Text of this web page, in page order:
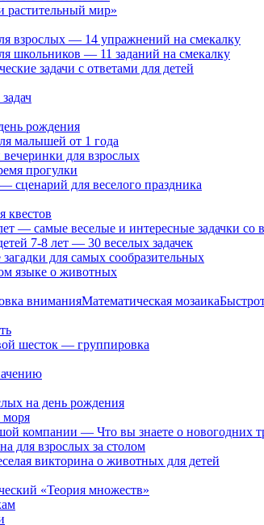
мир»
взрослых — 14 упражнений на смекалку
школьников — 11 заданий на смекалку
задачи с ответами для детей
рождения
малышей от 1 года
для взрослых
прогулки
сценарий для веселого праздника
квестов
— самые веселые и интересные задачки со
7-8 лет — 30 веселых задачек
для самых сообразительных
языке о животных
вниманияМатематическая мозаика
шесток — группировка
на день рождения
моря
компании — Что вы знаете о новогодних
для взрослых за столом
викторина о животных для детей
«Теория множеств»